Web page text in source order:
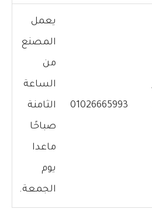
01026665993
يعمل
المصنع
من
الساعة
الثامنة
صباحًا
ماعدا
يوم
الجمعة.